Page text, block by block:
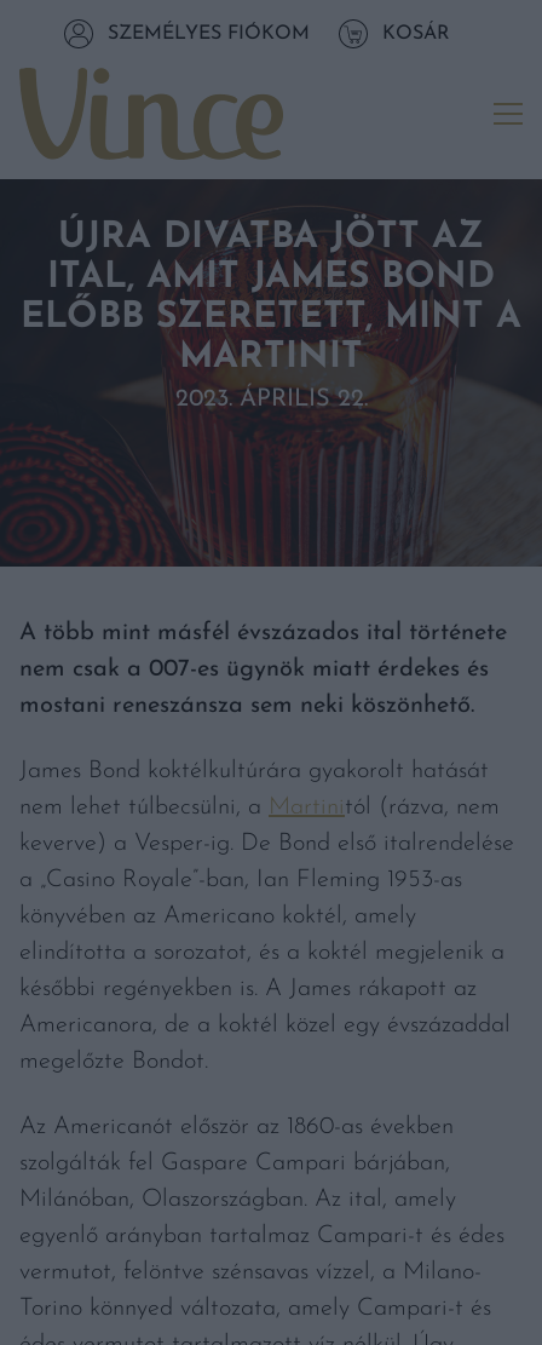
Tovább a tartalomhozSZEMÉLYES FIÓKOM KOSÁR
ÚJRA DIVATBA JÖTT AZ
ITAL, AMIT JAMES BOND
ELŐBB SZERETETT, MINT A
MARTINIT
2023. ÁPRILIS 22.
A több mint másfél évszázados ital története
nem csak a 007-es ügynök miatt érdekes és
mostani reneszánsza sem neki köszönhető.
James Bond koktélkultúrára gyakorolt hatását
nem lehet túlbecsülni, a Martinitól (rázva, nem
keverve) a Vesper-ig. De Bond első italrendelése
a „Casino Royale”-ban, Ian Fleming 1953-as
könyvében az Americano koktél, amely
elindította a sorozatot, és a koktél megjelenik a
későbbi regényekben is. A James rákapott az
Americanora, de a koktél közel egy évszázaddal
megelőzte Bondot.
Az Americanót először az 1860-as években
szolgálták fel Gaspare Campari bárjában,
Milánóban, Olaszországban. Az ital, amely
egyenlő arányban tartalmaz Campari-t és édes
vermutot, felöntve szénsavas vízzel, a Milano-
Torino könnyed változata, amely Campari-t és